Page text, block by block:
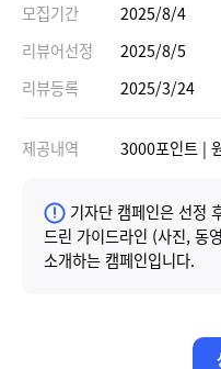
모집기간
2025/8/4
리뷰어선정
2025/8/5
리뷰등록
2025/3/24
제공내역 3000포인트 |
기자단 캠페인은 선정
드린 가이드라인 (사진, 동
소개하는 캠페인입니다.